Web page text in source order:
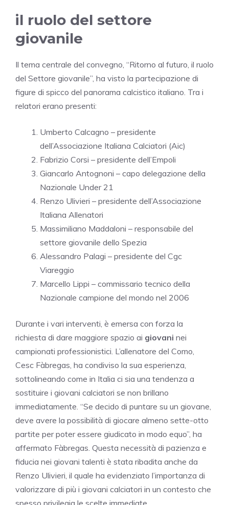
il ruolo del settore
giovanile
Il tema centrale del convegno, “Ritorno al futuro, il ruolo
del Settore giovanile”, ha visto la partecipazione di
figure di spicco del panorama calcistico italiano. Tra i
relatori erano presenti:
Umberto Calcagno – presidente
dell’Associazione Italiana Calciatori (Aic)
Fabrizio Corsi – presidente dell’Empoli
Giancarlo Antognoni – capo delegazione della
Nazionale Under 21
Renzo Ulivieri – presidente dell’Associazione
Italiana Allenatori
Massimiliano Maddaloni – responsabile del
settore giovanile dello Spezia
Alessandro Palagi – presidente del Cgc
Viareggio
Marcello Lippi – commissario tecnico della
Nazionale campione del mondo nel 2006
Durante i vari interventi, è emersa con forza la
richiesta di dare maggiore spazio ai giovani nei
campionati professionistici. L’allenatore del Como,
Cesc Fàbregas, ha condiviso la sua esperienza,
sottolineando come in Italia ci sia una tendenza a
sostituire i giovani calciatori se non brillano
immediatamente. “Se decido di puntare su un giovane,
deve avere la possibilità di giocare almeno sette-otto
partite per poter essere giudicato in modo equo”, ha
affermato Fàbregas. Questa necessità di pazienza e
fiducia nei giovani talenti è stata ribadita anche da
Renzo Ulivieri, il quale ha evidenziato l’importanza di
valorizzare di più i giovani calciatori in un contesto che
spesso privilegia le scelte immediate.